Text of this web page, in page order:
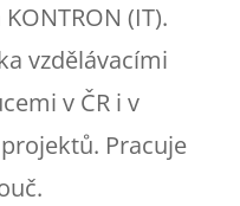
(IT).
vzdělávacími
v ČR i v
Pracuje